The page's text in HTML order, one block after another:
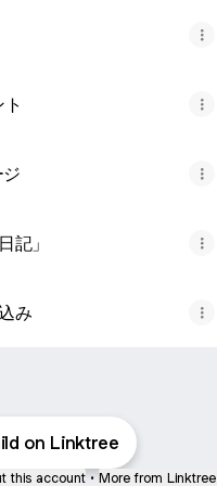
記」
み
on Linktree
this account • More from Linktree